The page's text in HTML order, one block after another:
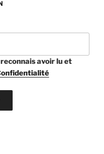
avoir lu et